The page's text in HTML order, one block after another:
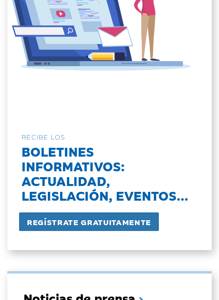
RECIBE LOS
BOLETINES
INFORMATIVOS:
ACTUALIDAD,
LEGISLACIÓN, EVENTOS...